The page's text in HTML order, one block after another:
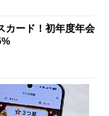
カード！初年度年会